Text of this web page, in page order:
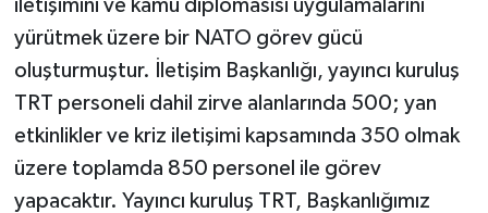
iletişimini ve kamu diplomasisi uygulamalarını
yürütmek üzere bir NATO görev gücü
oluşturmuştur. İletişim Başkanlığı, yayıncı kuruluş
TRT personeli dahil zirve alanlarında 500; yan
etkinlikler ve kriz iletişimi kapsamında 350 olmak
üzere toplamda 850 personel ile görev
yapacaktır. Yayıncı kuruluş TRT, Başkanlığımız